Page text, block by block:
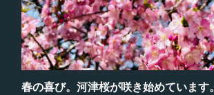
春の喜び。河津桜が咲き始めています。